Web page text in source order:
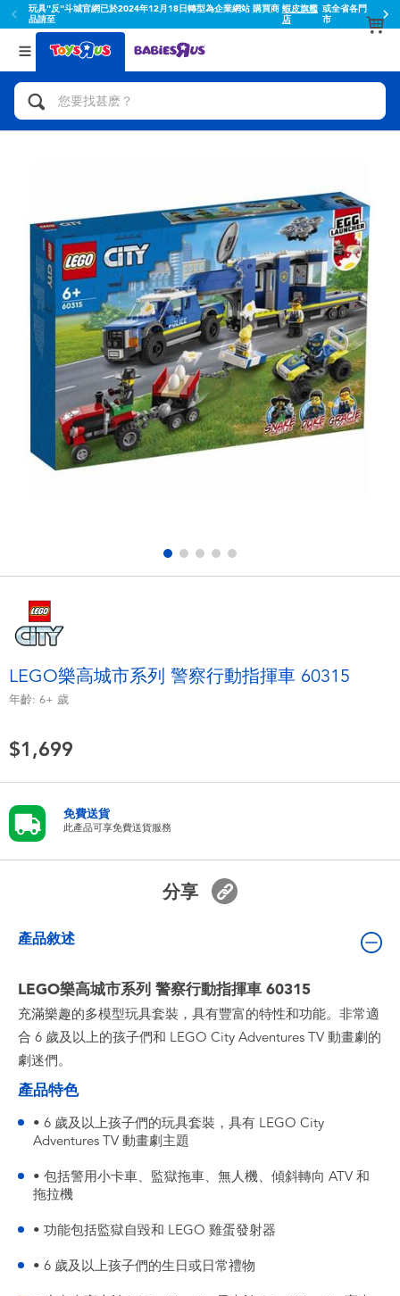
玩具"反"斗城官網已於2024年12月18日轉型為企業網站 購買商
品請至
蝦皮旗艦
店
或全省各門
市
返回
分類目錄
人氣英雄,角色扮演,射擊玩具
拼砌組合及樂高LEGO
玩具車,貨車,火車及遙控系列
手工藝,文具,蠟筆,泥膠,畫板
娃娃, 芭比,收藏公仔
電子玩具
遊戲及拼圖系列
嬰兒及學前玩具
電池
角色收藏
生活雜貨
返回
品牌
Toy Story玩具總動員
Fuggler
Miniso名創優品
playpop
LEGO樂高
Barbie芭比
LEGO樂高城市系列 警察行動指揮車 60315
年齡: 6+ 歲
$1,699
免費送貨
此產品可享免費送貨服務
分享
產品敘述
LEGO樂高城市系列 警察行動指揮車 60315
充滿樂趣的多模型玩具套裝，具有豐富的特性和功能。非常適
合 6 歲及以上的孩子們和 LEGO City Adventures TV 動畫劇的
劇迷們。
產品特色
• 6 歲及以上孩子們的玩具套裝，具有 LEGO City
Adventures TV 動畫劇主題
• 包括警用小卡車、監獄拖車、無人機、傾斜轉向 ATV 和
拖拉機
• 功能包括監獄自毀和 LEGO 雞蛋發射器
• 6 歲及以上孩子們的生日或日常禮物